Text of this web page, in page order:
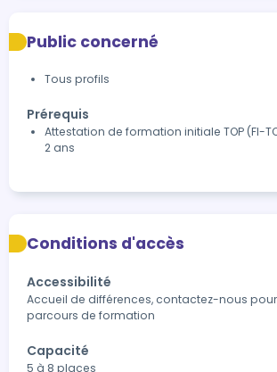
Public concerné
Tous profils
Prérequis
Attestation de formation initiale TOP (FI-
2 ans
Conditions d'accès
Accessibilité
Accueil de différences, contactez-nous
parcours de formation
Capacité
5 à 8 places